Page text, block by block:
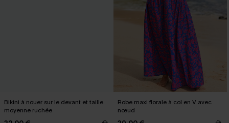
Bikini à nouer sur le devant et taille
moyenne ruchée
Robe maxi florale à col en V avec
nœud